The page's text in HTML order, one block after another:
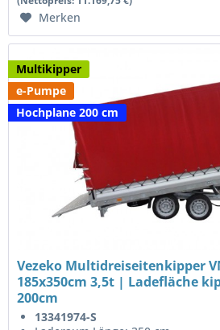
Merken
Multikipper
e-Pumpe
Hochplane 200 cm
Vezeko Multidreiseitenkipper
185x350cm 3,5t | Ladefläche
200cm
13341974-S